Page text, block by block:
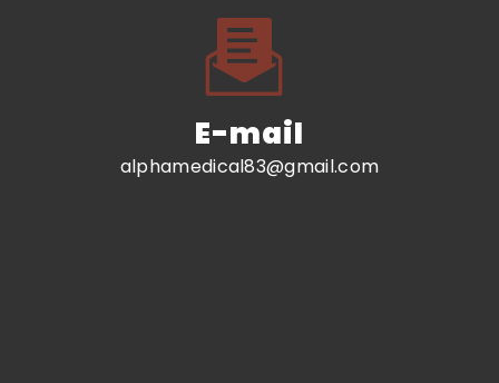
E-mail
alphamedical83@gmail.com